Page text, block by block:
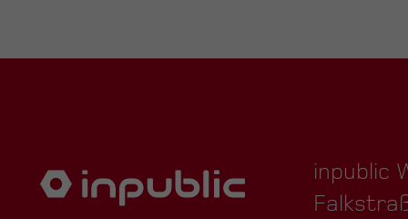
inpublic